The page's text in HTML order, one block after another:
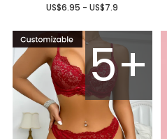
US$6.95 - US$7.9
5+